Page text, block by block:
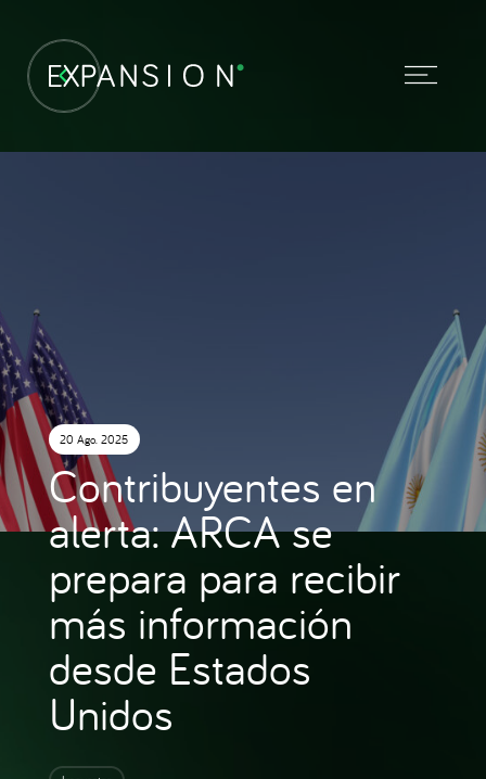
20 Ago. 2025
Contribuyentes en
alerta: ARCA se
prepara para recibir
más información
desde Estados
Unidos